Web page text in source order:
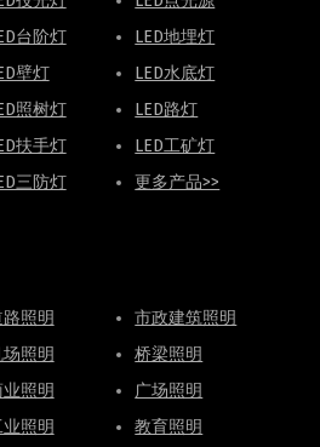
台阶灯
LED地埋灯
壁灯
LED水底灯
照树灯
LED路灯
扶手灯
LED工矿灯
三防灯 更多产品>>
照明
市政建筑照明
照明
桥梁照明
照明
广场照明
照明
教育照明